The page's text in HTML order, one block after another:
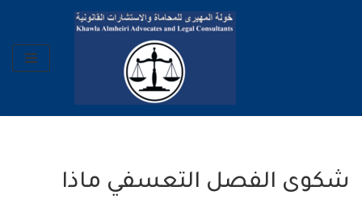
شكوى الفصل التعسفي ماذا